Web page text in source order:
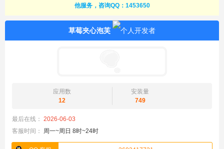
他服务，咨询QQ：1453650
草莓夹心泡芙
应用数
12
安装量
749
最后在线： 2026-06-03
客服时间：
周一~周日 8时~24时